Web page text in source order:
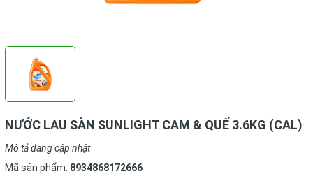
NƯỚC LAU SÀN SUNLIGHT CAM & QUẾ 3.6KG (CAL)
Mô tả đang cập nhật
Mã sản phẩm: 8934868172666